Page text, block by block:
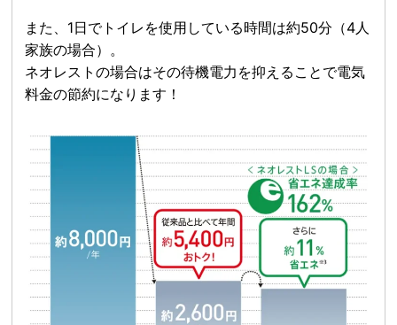
また、1日でトイレを使用している時間は約50分（4人
家族の場合）。
ネオレストの場合はその待機電力を抑えることで電気
料金の節約になります！